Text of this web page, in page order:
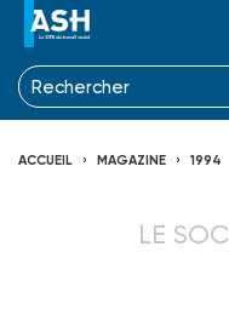
ACCUEIL MAGAZINE 1994
LE